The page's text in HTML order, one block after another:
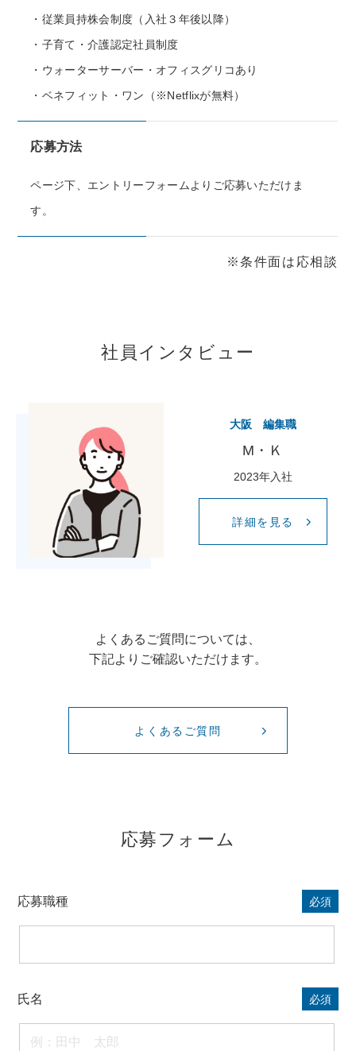
※条件面は応相談
・従業員持株会制度（入社３年後以降）
・子育て・介護認定社員制度
・ウォーターサーバー・オフィスグリコあり
・ベネフィット・ワン（※Netflixが無料）
応募方法
ページ下、エントリーフォームよりご応募いただけま
す。
社員インタビュー
大阪 編集職
M・Ｋ
2023年入社
詳細を見る
よくあるご質問については、
下記よりご確認いただけます。
よくあるご質問
応募フォーム
応募職種 必須
氏名 必須